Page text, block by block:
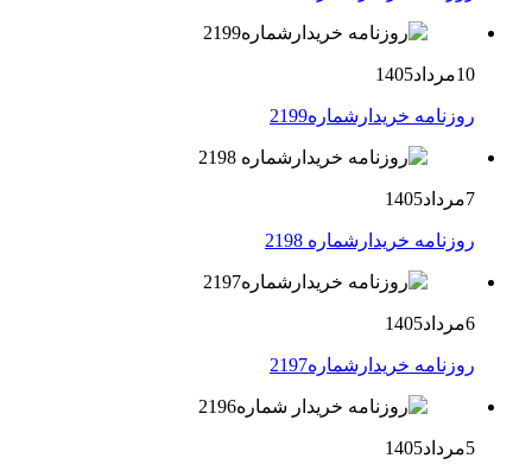
10مرداد1405
روزنامه خریدارشماره2199
7مرداد1405
روزنامه خریدارشماره 2198
6مرداد1405
روزنامه خریدارشماره2197
5مرداد1405